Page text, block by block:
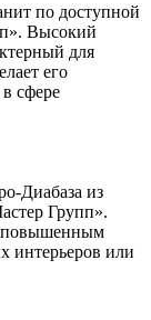
по доступной
Высокий
для
его
сфере
Диабаза из
Групп».
повышенным
интерьеров или